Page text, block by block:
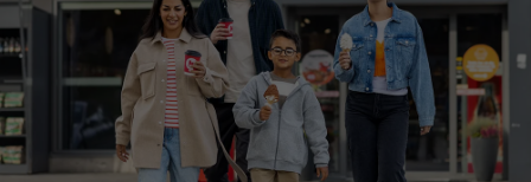
g